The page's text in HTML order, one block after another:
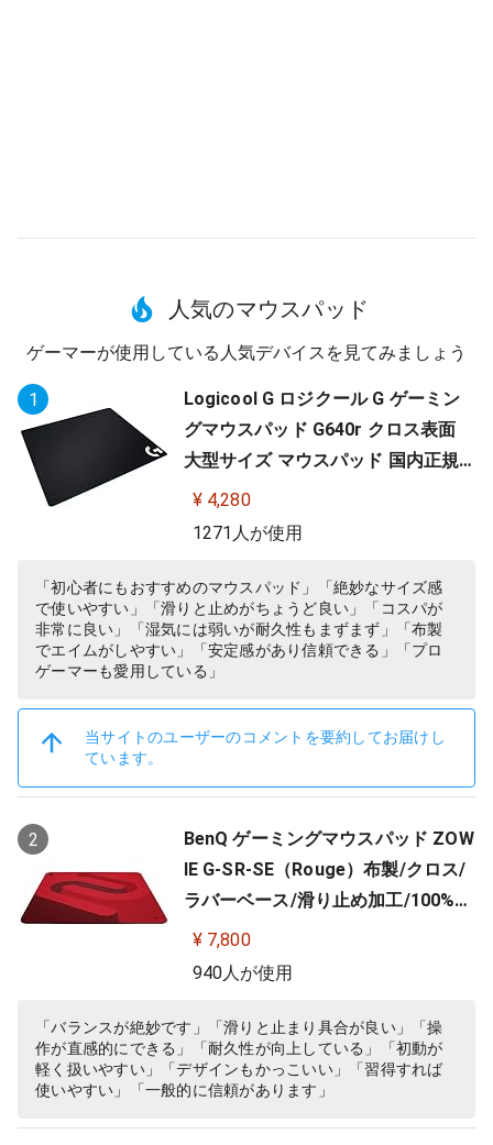
人気のマウスパッド
ゲーマーが使用している人気デバイスを見てみましょう
1
Logicool G ロジクール G ゲーミン
グマウスパッド G640r クロス表面
大型サイズ マウスパッド 国内正規
品
¥ 4,280
1271人が使用
「初心者にもおすすめのマウスパッド」「絶妙なサイズ感
で使いやすい」「滑りと止めがちょうど良い」「コスパが
非常に良い」「湿気には弱いが耐久性もまずまず」「布製
でエイムがしやすい」「安定感があり信頼できる」「プロ
ゲーマーも愛用している」
当サイトのユーザーのコメントを要約してお届けし
ています。
2
BenQ ゲーミングマウスパッド ZOW
IE G-SR-SE（Rouge）布製/クロス/
ラバーベース/滑り止め加工/100%フ
ルフラット/3.5mm
¥ 7,800
940人が使用
「バランスが絶妙です」「滑りと止まり具合が良い」「操
作が直感的にできる」「耐久性が向上している」「初動が
軽く扱いやすい」「デザインもかっこいい」「習得すれば
使いやすい」「一般的に信頼があります」